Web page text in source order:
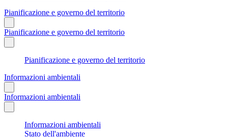
Pianificazione e governo del territorio
Pianificazione e governo del territorio
Pianificazione e governo del territorio
Informazioni ambientali
Informazioni ambientali
Informazioni ambientali
Stato dell'ambiente